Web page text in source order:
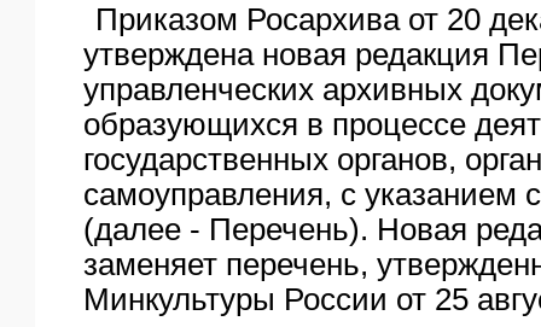
Приказом Росархива от 20
утверждена новая редакция
управленческих архивных
образующихся в процессе
государственных органов,
самоуправления, с указанием
(далее - Перечень). Новая
заменяет перечень,
Минкультуры России от 25